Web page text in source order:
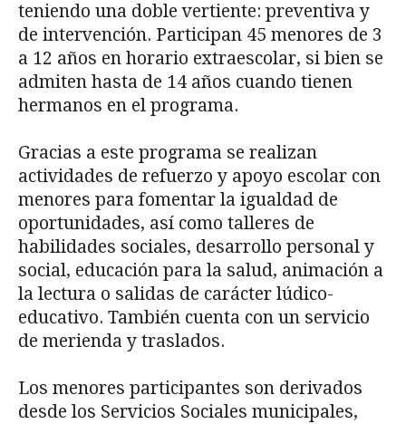
teniendo una doble vertiente: preventiva y
de intervención. Participan 45 menores de 3
a 12 años en horario extraescolar, si bien se
admiten hasta de 14 años cuando tienen
hermanos en el programa.
Gracias a este programa se realizan
actividades de refuerzo y apoyo escolar con
menores para fomentar la igualdad de
oportunidades, así como talleres de
habilidades sociales, desarrollo personal y
social, educación para la salud, animación a
la lectura o salidas de carácter lúdico-
educativo. También cuenta con un servicio
de merienda y traslados.
Los menores participantes son derivados
desde los Servicios Sociales municipales,